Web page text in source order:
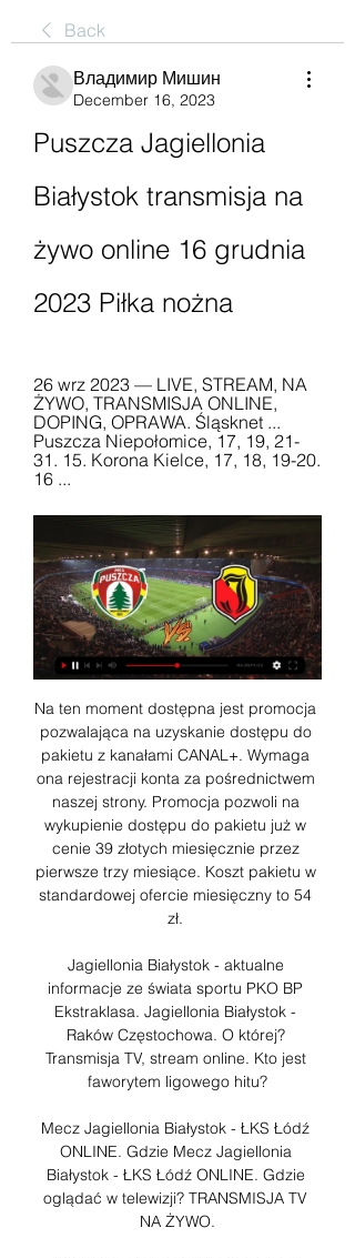
Back
Владимир Мишин
December 16, 2023
Puszcza Jagiellonia
Białystok transmisja na
żywo online 16 grudnia
2023 Piłka nożna
26 wrz 2023 — LIVE, STREAM, NA
ŻYWO, TRANSMISJA ONLINE,
DOPING, OPRAWA. Śląsknet ...
Puszcza Niepołomice, 17, 19, 21-
31. 15. Korona Kielce, 17, 18, 19-20.
16 ...
Na ten moment dostępna jest promocja
pozwalająca na uzyskanie dostępu do
pakietu z kanałami CANAL+. Wymaga
ona rejestracji konta za pośrednictwem
naszej strony. Promocja pozwoli na
wykupienie dostępu do pakietu już w
cenie 39 złotych miesięcznie przez
pierwsze trzy miesiące. Koszt pakietu w
standardowej ofercie miesięczny to 54
zł.
Jagiellonia Białystok - aktualne
informacje ze świata sportu PKO BP
Ekstraklasa. Jagiellonia Białystok -
Raków Częstochowa. O której?
Transmisja TV, stream online. Kto jest
faworytem ligowego hitu?
Mecz Jagiellonia Białystok - ŁKS Łódź
ONLINE. Gdzie Mecz Jagiellonia
Białystok - ŁKS Łódź ONLINE. Gdzie
oglądać w telewizji? TRANSMISJA TV
NA ŻYWO.